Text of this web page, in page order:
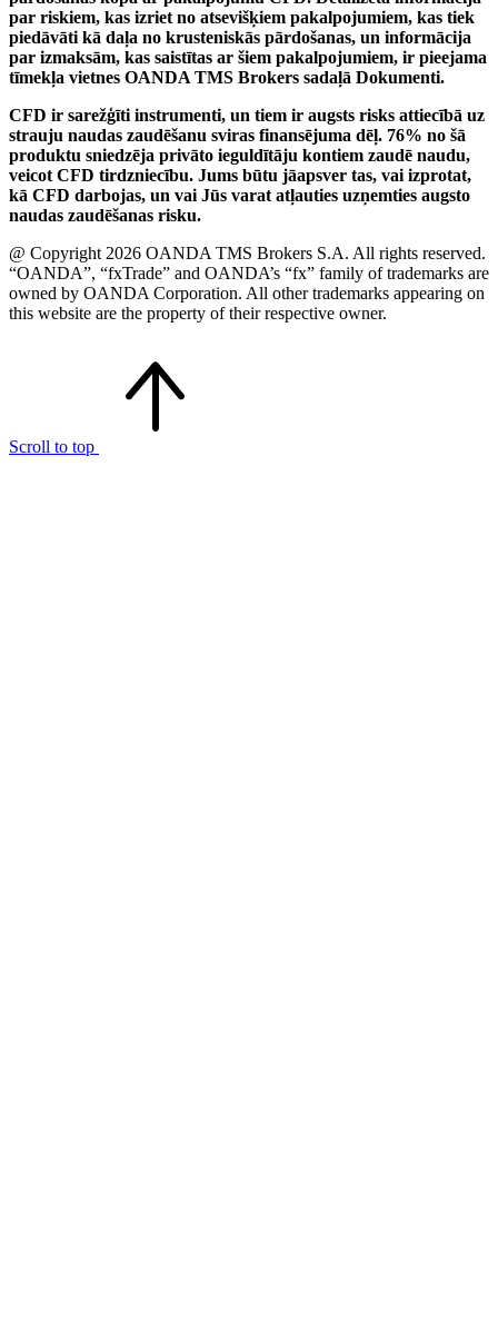
par riskiem, kas izriet no atsevišķiem pakalpojumiem, kas tiek
piedāvāti kā daļa no krusteniskās pārdošanas, un informācija
par izmaksām, kas saistītas ar šiem pakalpojumiem, ir pieejama
tīmekļa vietnes OANDA TMS Brokers sadaļā Dokumenti.
CFD ir sarežģīti instrumenti, un tiem ir augsts risks attiecībā uz
strauju naudas zaudēšanu sviras finansējuma dēļ. 76% no šā
produktu sniedzēja privāto ieguldītāju kontiem zaudē naudu,
veicot CFD tirdzniecību. Jums būtu jāapsver tas, vai izprotat,
kā CFD darbojas, un vai Jūs varat atļauties uzņemties augsto
naudas zaudēšanas risku.
@ Copyright 2026 OANDA TMS Brokers S.A. All rights reserved.
“OANDA”, “fxTrade” and OANDA’s “fx” family of trademarks are
owned by OANDA Corporation. All other trademarks appearing on
this website are the property of their respective owner.
Scroll to top